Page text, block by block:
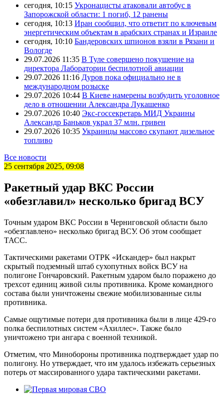
сегодня, 10:15 Укронацисты атаковали автобус в
Запорожской области: 1 погиб, 12 ранены
сегодня, 10:13 Иран сообщил, что ответит по ключевым
энергетическим объектам в арабских странах и Израиле
сегодня, 10:10 Бандеровских шпионов взяли в Рязани и
Вологде
29.07.2026 11:35 В Туле совершено покушение на
директора Лаборатории беспилотной авиации
29.07.2026 11:16 Дуров пока официально не в
международном розыске
29.07.2026 10:44 В Киеве намерены возбудить уголовное
дело в отношении Александра Лукашенко
29.07.2026 10:40 Экс-госсекретарь МИД Украины
Александр Баньков украл 37 млн. гривен
29.07.2026 10:35 Украинцы массово скупают дизельное
топливо
Все новости
25 сентября 2025, 09:08
Ракетный удар ВКС России
«обезглавил» несколько бригад ВСУ
Точным ударом ВКС России в Черниговской области было
«обезглавлено» несколько бригад ВСУ. Об этом сообщает
ТАСС.
Тактическими ракетами ОТРК «Искандер» был накрыт
скрытый подземный штаб сухопутных войск ВСУ на
полигоне Гончаровский. Ракетным ударом было поражено до
трехсот единиц живой силы противника. Кроме командного
состава были уничтожены свежие мобилизованные силы
противника.
Самые ощутимые потери для противника были в лице 429-го
полка беспилотных систем «Ахиллес». Также было
уничтожено три ангара с военной техникой.
Отметим, что Минобороны противника подтверждает удар по
полигону. Но утверждает, что им удалось избежать серьезных
потерь от массированного удара тактическими ракетами.